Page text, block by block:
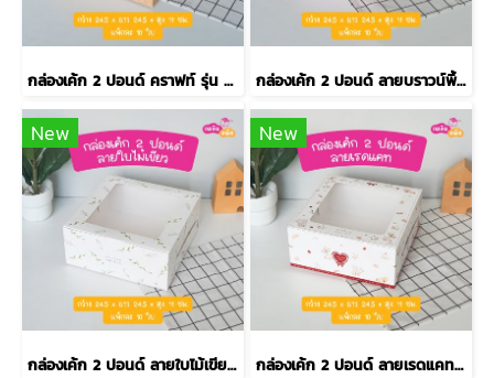
กล่องเค้ก 2 ปอนด์ คราฟท์ รุ่น EASY กล่องเค้ก 2 ปอนด์ ลายบราวน์พิ้งค์ รุ่น EASY
New
กล่องเค้ก 2 ปอนด์ ลายใบไม้เขียว รุ่น EASY
New
กล่องเค้ก 2 ปอนด์ ลายเรดแคท รุ่น EASY